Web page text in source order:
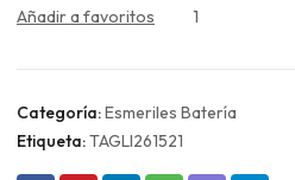
+
Total
cantidad
Añadir a favoritos 1
Categoría:Esmeriles Batería
Etiqueta:TAGLI261521